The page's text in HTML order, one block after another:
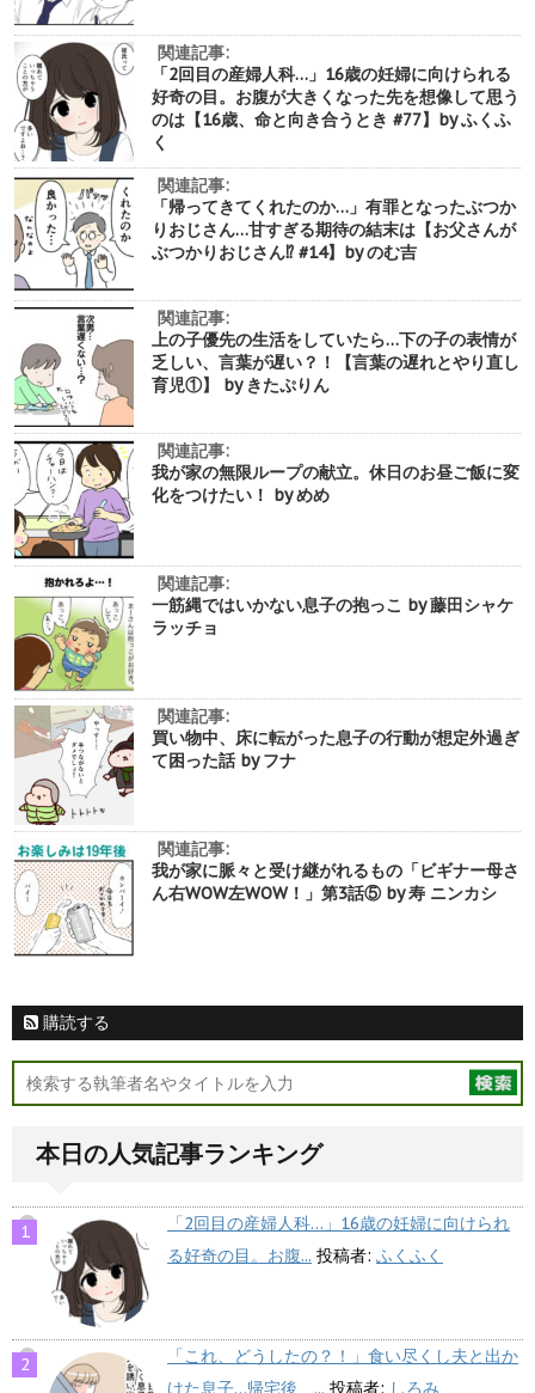
関連記事:
「2回目の産婦人科…」16歳の妊婦に向けられる
好奇の目。お腹が大きくなった先を想像して思う
のは【16歳、命と向き合うとき #77】by ふくふ
く
関連記事:
「帰ってきてくれたのか…」有罪となったぶつか
りおじさん…甘すぎる期待の結末は【お父さんが
ぶつかりおじさん⁉︎ #14】by のむ吉
関連記事:
上の子優先の生活をしていたら…下の子の表情が
乏しい、言葉が遅い？！【言葉の遅れとやり直し
育児①】 by きたぷりん
関連記事:
我が家の無限ループの献立。休日のお昼ご飯に変
化をつけたい！ by めめ
関連記事:
一筋縄ではいかない息子の抱っこ by 藤田シャケ
ラッチョ
関連記事:
買い物中、床に転がった息子の行動が想定外過ぎ
て困った話 by フナ
関連記事:
我が家に脈々と受け継がれるもの「ビギナー母さ
ん右WOW左WOW！」第3話⑤ by 寿 ニンカシ
購読する
本日の人気記事ランキング
「2回目の産婦人科…」16歳の妊婦に向けられ
る好奇の目。お腹... 投稿者: ふくふく
「これ、どうしたの？！」食い尽くし夫と出か
けた息子…帰宅後、... 投稿者: しろみ